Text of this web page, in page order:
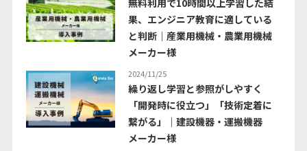
果、エンジニア教育に適している
と判断｜産業用機械・農業用機械
メーカー様
2024/11/25
繰り返し学習と参照がしやすく
「開発時に役立つ」「技術定着に
繋がる」｜建設機器・運搬機器
メーカー様